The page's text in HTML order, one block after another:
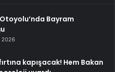
Bayram
2026
kapışacak! Hem Bakan